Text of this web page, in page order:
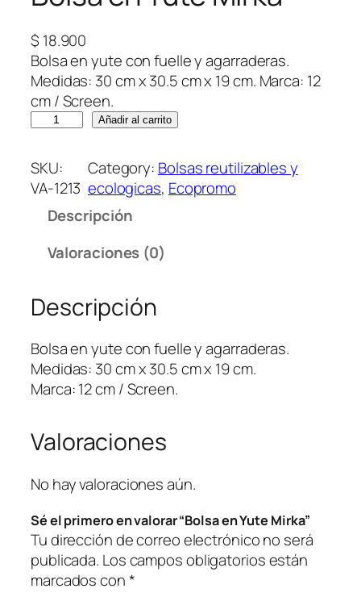
$ 18.900
Bolsa en yute con fuelle y agarraderas.
Medidas: 30 cm x 30.5 cm x 19 cm. Marca: 12
cm / Screen.
l
s
a
t
e
M
i
r
c
n
i
d
a
d
Añadir al carrito
SKU:
VA-1213
Category: Bolsas reutilizables y
ecologicas, Ecopromo
Descripción
Valoraciones (0)
Descripción
Bolsa en yute con fuelle y agarraderas.
Medidas: 30 cm x 30.5 cm x 19 cm.
Marca: 12 cm / Screen.
Valoraciones
No hay valoraciones aún.
Sé el primero en valorar “Bolsa en Yute Mirka”
Tu dirección de correo electrónico no será
publicada. Los campos obligatorios están
marcados con*